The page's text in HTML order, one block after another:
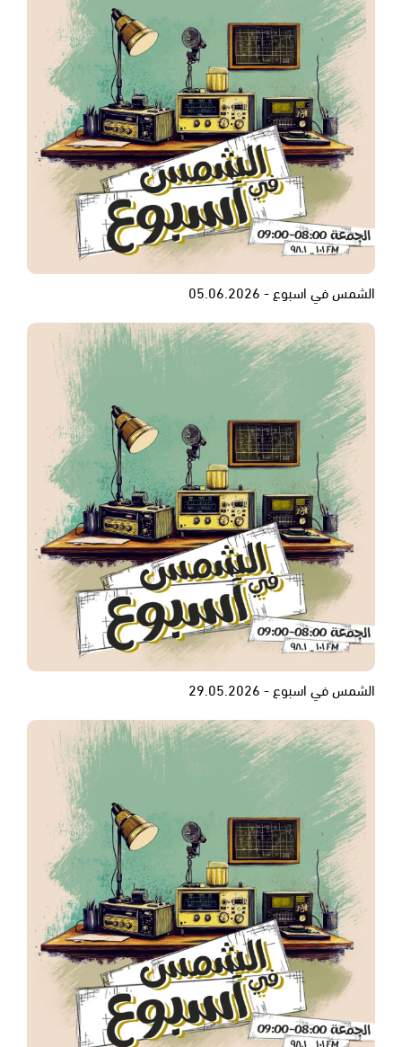
الشمس في اسبوع - 05.06.2026
الشمس في اسبوع - 29.05.2026